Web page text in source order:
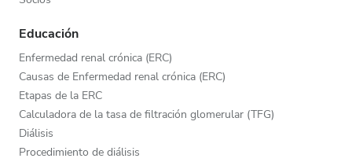
Educación
Enfermedad renal crónica (ERC)
Causas de Enfermedad renal crónica (ERC)
Etapas de la ERC
Calculadora de la tasa de filtración glomerular (TFG)
Diálisis
Procedimiento de diálisis